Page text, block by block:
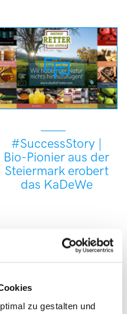
zu gestalten und
#SuccessStory |
Bio-Pionier aus der
Steiermark erobert
das KaDeWe